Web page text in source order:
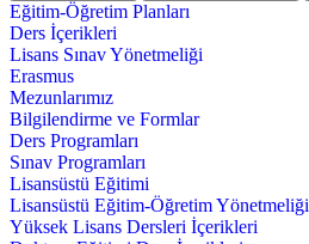
Eğitim-Öğretim Planları
Ders İçerikleri
Lisans Sınav Yönetmeliği
Erasmus
Mezunlarımız
Bilgilendirme ve Formlar
Ders Programları
Sınav Programları
Lisansüstü Eğitimi
Lisansüstü Eğitim-Öğretim Yönetmeliği
Yüksek Lisans Dersleri İçerikleri